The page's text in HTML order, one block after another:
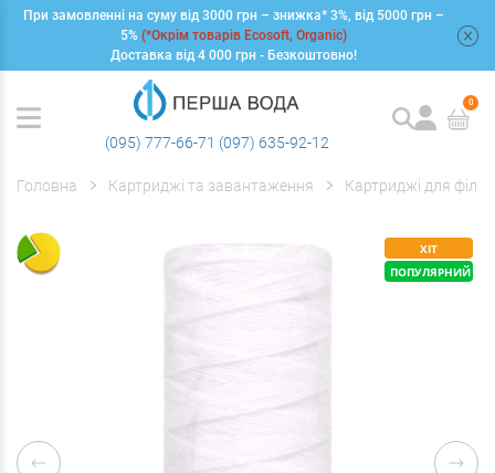
При замовленні на суму від 3000 грн – знижка* 3%, від 5000 грн –
5% (*Окрім товарів Ecosoft, Organic)
Доставка від 4 000 грн - Безкоштовно!
(095) 777-66-71 (097) 635-92-12
0
Головна Картриджі та завантаження Картриджі для
ХІТ
ПОПУЛЯРНИЙ